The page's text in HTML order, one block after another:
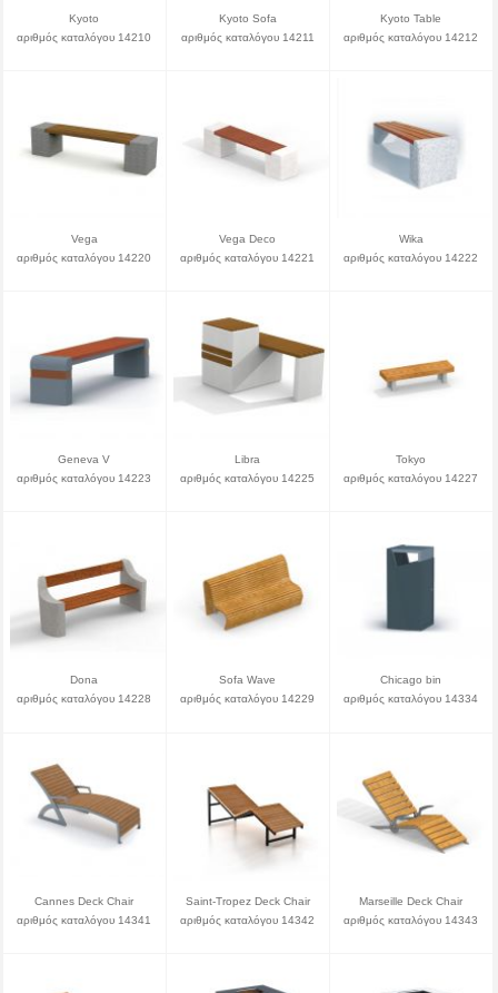
Kyoto
αριθμός καταλόγου 14210
Kyoto Sofa
αριθμός καταλόγου 14211
Kyoto Table
αριθμός καταλόγου 14212
Vega
αριθμός καταλόγου 14220
Vega Deco
αριθμός καταλόγου 14221
Wika
αριθμός καταλόγου 14222
Geneva V
αριθμός καταλόγου 14223
Libra
αριθμός καταλόγου 14225
Tokyo
αριθμός καταλόγου 14227
Dona
αριθμός καταλόγου 14228
Sofa Wave
αριθμός καταλόγου 14229
Chicago bin
αριθμός καταλόγου 14334
Cannes Deck Chair
αριθμός καταλόγου 14341
Saint-Tropez Deck Chair
αριθμός καταλόγου 14342
Marseille Deck Chair
αριθμός καταλόγου 14343